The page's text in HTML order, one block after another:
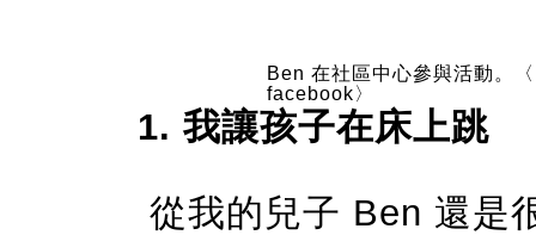
Ben 在社區中心參與活動。
facebook〉
1. 我讓孩子在床上跳
從我的兒子 Ben 還是